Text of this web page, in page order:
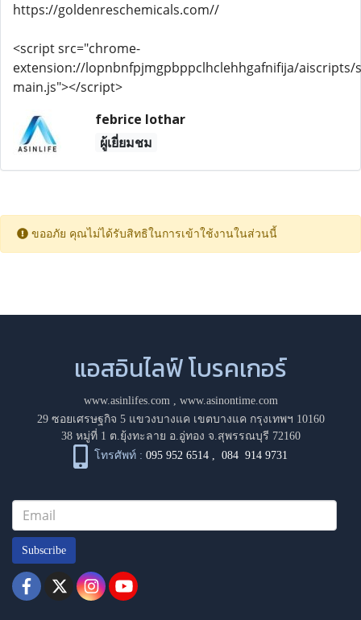
https://goldenreschemicals.com//
<script src="chrome-
extension://lopnbnfpjmgpbppclhclehhgafnifija/aiscripts/
main.js"></script>
febrice lothar
ผู้เยี่ยมชม
ขออภัย คุณไม่ได้รับสิทธิในการเข้าใช้งานในส่วนนี้
แอสอินไลฟ์ โบรคเกอร์
www.asinlifes.com, www.asinontime.com
29 ซอยเศรษฐกิจ 5 แขวงบางแค เขตบางแค กรุงเทพฯ 10160
38 หมู่ที่ 1 ต.ยุ้งทะลาย อ.อู่ทอง จ.สุพรรณบุรี 72160
โทรศัพท์ : 095 952 6514 ,084 914 9731
Subscribe